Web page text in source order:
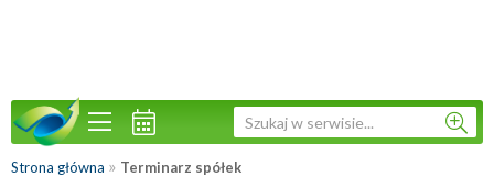
Strona główna » Terminarz spółek